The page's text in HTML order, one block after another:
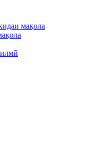
мақола